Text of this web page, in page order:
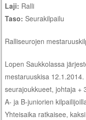
Laji: Ralli
Taso:Seurakilpailu
Ralliseurojen
Lopen Saukkolassa
mestaruuskisa
seurajoukkueet, johtaja +
A- ja B-juniorien
Yhteisaika ratkaisee,